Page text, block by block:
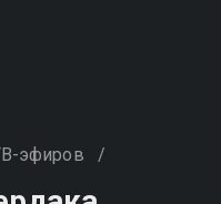
эфиров /